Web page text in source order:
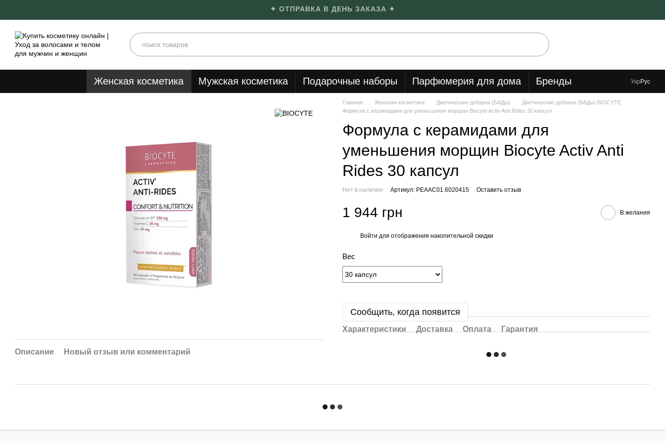
✦ ОТПРАВКА В ДЕНЬ ЗАКАЗА ✦
Женская косметика Мужская косметика Подарочные наборы Парфюмерия для дома Бренды УкрРус
Описание Новый отзыв или комментарий
Главная Женская косметика Диетические добавки (БАДы)
Диетические добавки (БАДы) BIOCYTE
Формула с керамидами для уменьшения морщин Biocyte Activ Anti Rides 30 капсул
Формула с керамидами для
уменьшения морщин Biocyte Activ Anti
Rides 30 капсул
Нет в наличии Артикул: PEAAC01.6020415 Оставить отзыв
1 944 грн В желания
Войти для отображения накопительной скидки
Вес
Сообщить, когда появится
Характеристики Доставка Оплата Гарантия